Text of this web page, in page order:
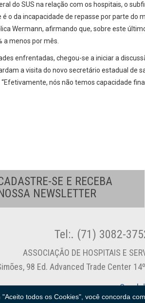
do SUS na relação com os hospitais, o
o da incapacidade de repasse por parte do
Wermann, afirmando que, sobre este
a menos por mês.
enfrentadas, chegou-se a iniciar a
a visita do novo secretário estadual de
nós não temos capacidade
"Aceito todos os Cookies", você concorda
SE E RECEBA
NEWSLETTER
Tel:. (71) 3082-
ASSOCIAÇÃO DE HOSPITAIS E
98 Ed. Advanced Trade Center
Canal